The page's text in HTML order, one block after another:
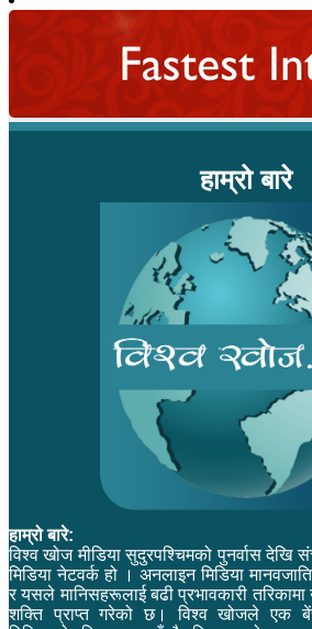
हाम्रो बारे
हाम्रो बारे:
विश्व खोज मीडिया सुदुरपश्चिमको पुनर्वास देखि
मिडिया नेटवर्क हो । अनलाइन मिडिया
र यसले मानिसहरूलाई बढी प्रभावकारी तरिकामा
शक्ति प्राप्त गरेको छ। विश्व खोजले एक